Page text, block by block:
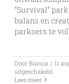
‘’Survival”
balans en
parkoers te
DoorBianca | 11
uitgeschakeld
Lees meer